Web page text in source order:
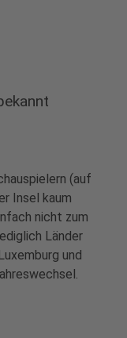
(auf
Insel kaum
nicht zum
Länder
und